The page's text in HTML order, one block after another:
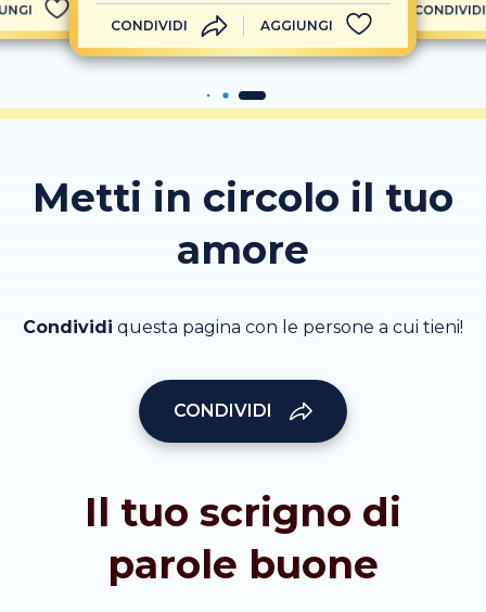
CONDIVIDI AGGIUNGI
CONDIVIDI
Metti in circolo il tuo
amore
Condividi questa pagina con le persone a cui tieni!
CONDIVIDI
Il tuo scrigno di
parole buone